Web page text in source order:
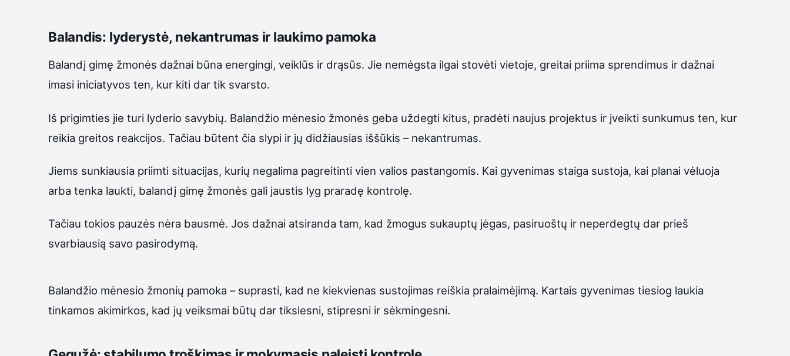
Balandis: lyderystė, nekantrumas ir laukimo pamoka
Balandį gimę žmonės dažnai būna energingi, veiklūs ir drąsūs. Jie nemėgsta ilgai stovėti vietoje, greitai priima sprendimus ir dažnai
imasi iniciatyvos ten, kur kiti dar tik svarsto.
Iš prigimties jie turi lyderio savybių. Balandžio mėnesio žmonės geba uždegti kitus, pradėti naujus projektus ir įveikti sunkumus ten, kur
reikia greitos reakcijos. Tačiau būtent čia slypi ir jų didžiausias iššūkis – nekantrumas.
Jiems sunkiausia priimti situacijas, kurių negalima pagreitinti vien valios pastangomis. Kai gyvenimas staiga sustoja, kai planai vėluoja
arba tenka laukti, balandį gimę žmonės gali jaustis lyg praradę kontrolę.
Tačiau tokios pauzės nėra bausmė. Jos dažnai atsiranda tam, kad žmogus sukauptų jėgas, pasiruoštų ir neperdegtų dar prieš
svarbiausią savo pasirodymą.
Balandžio mėnesio žmonių pamoka – suprasti, kad ne kiekvienas sustojimas reiškia pralaimėjimą. Kartais gyvenimas tiesiog laukia
tinkamos akimirkos, kad jų veiksmai būtų dar tikslesni, stipresni ir sėkmingesni.